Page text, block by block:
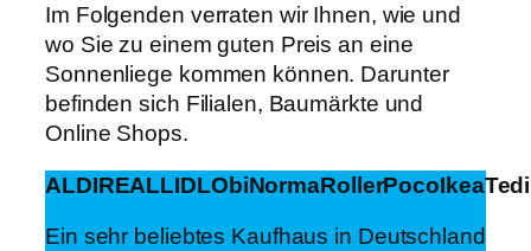
Im Folgenden verraten wir Ihnen, wie und
wo Sie zu einem guten Preis an eine
Sonnenliege kommen können. Darunter
befinden sich Filialen, Baumärkte und
Online Shops.
ALDIREALLIDLObiNormaRollerPocoIkeaTedi
Ein sehr beliebtes Kaufhaus in Deutschland